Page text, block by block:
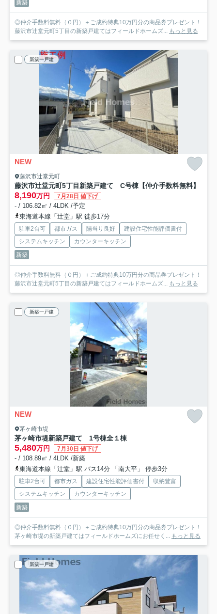
新築
◎仲介手数料無料（０円）＋ご成約特典10万円分の商品券プレゼント！
藤沢市辻堂元町5丁目の新築戸建てはフィールドホームズ... もっと見る
新築一戸建
NEW
藤沢市辻堂元町
藤沢市辻堂元町5丁目新築戸建て C号棟 【仲介手数料無料】
8,190万円 7月28日 値下げ
- / 106.82㎡ / 4LDK /予定
東海道本線「辻堂」駅 徒歩17分
駐車2台可 都市ガス 陽当り良好
建設住宅性能評価書付
システムキッチン
カウンターキッチン
新築
◎仲介手数料無料（０円）＋ご成約特典10万円分の商品券プレゼント！
藤沢市辻堂元町5丁目の新築戸建てはフィールドホームズ... もっと見る
新築一戸建
NEW
茅ヶ崎市堤
茅ヶ崎市堤新築戸建て 1号棟全１棟
5,480万円 7月30日 値下げ
- / 108.89㎡ / 4LDK /新築
東海道本線「辻堂」駅 バス14分 「南大平」 停歩3分
駐車2台可 都市ガス 建設住宅性能評価書付
収納豊富
システムキッチン
カウンターキッチン
新築
◎仲介手数料無料（０円）＋ご成約特典10万円分の商品券プレゼント！
茅ヶ崎市堤の新築戸建てはフィールドホームズにお任せく... もっと見る
新築一戸建